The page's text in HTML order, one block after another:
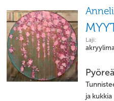
Laji:
ja kukkia